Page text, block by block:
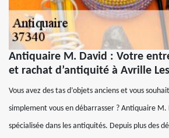
Antiquaire M. David : Votre
et rachat d’antiquité à Avrille
Vous avez des tas d’objets anciens et vous
simplement vous en débarrasser ? Antiquaire
spécialisée dans les antiquités. Depuis plus des